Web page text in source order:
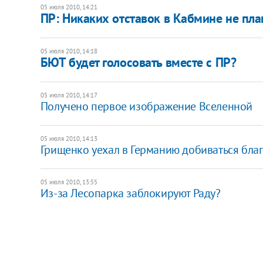
05 июля 2010, 14:21
ПР: Никаких отставок в Кабмине не
05 июля 2010, 14:18
БЮТ будет голосовать вместе с ПР?
05 июля 2010, 14:17
Получено первое изображение Вселенной
05 июля 2010, 14:13
Грищенко уехал в Германию добиваться
05 июля 2010, 13:55
Из-за Лесопарка заблокируют Раду?